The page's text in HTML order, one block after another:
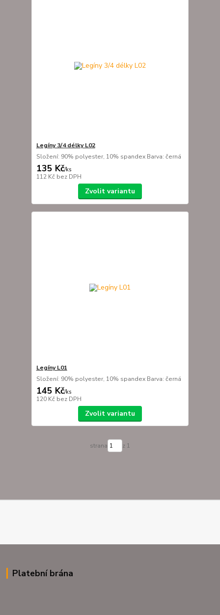
Legíny 3/4 délky L02
Složení: 90% polyester, 10% spandex Barva: černá
135 Kč/ks
112 Kč bez DPH
Zvolit variantu
Legíny L01
Složení: 90% polyester, 10% spandex Barva: černá
145 Kč/ks
120 Kč bez DPH
Zvolit variantu
strana z 1
Platební brána